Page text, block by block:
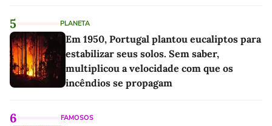
5 PLANETA
Em 1950, Portugal plantou eucaliptos para
estabilizar seus solos. Sem saber,
multiplicou a velocidade com que os
incêndios se propagam
6 FAMOSOS